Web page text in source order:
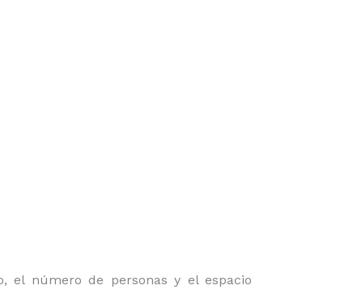
el número de personas y el espacio